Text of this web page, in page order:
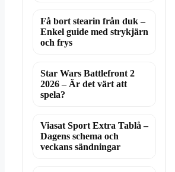
Få bort stearin från duk –
Enkel guide med strykjärn
och frys
Star Wars Battlefront 2
2026 – Är det värt att
spela?
Viasat Sport Extra Tablå –
Dagens schema och
veckans sändningar